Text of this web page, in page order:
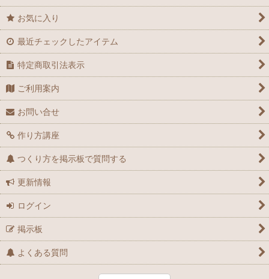
お気に入り
最近チェックしたアイテム
特定商取引法表示
ご利用案内
お問い合せ
作り方講座
つくり方を掲示板で質問する
更新情報
ログイン
掲示板
よくある質問